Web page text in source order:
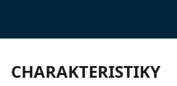
CHARAKTERISTIKY